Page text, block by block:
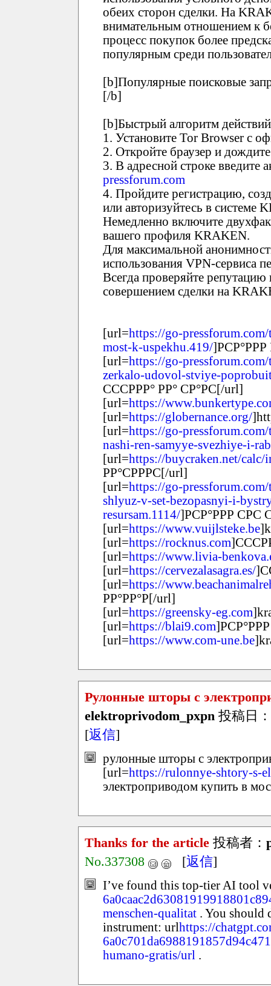
обеих сторон сделки. На
внимательным отношением к
процесс покупок более
популярным среди
[b]Популярные поисковые
[/b]
[b]Быстрый алгоритм
1. Установите Tor Browser с
2. Откройте браузер и
3. В адресной строке
pressforum.com
4. Пройдите регистрацию,
или авторизуйтесь в системе
Немедленно включите
вашего профиля KRAKEN.
Для максимальной
использования VPN-сервиса
Всегда проверяйте
совершением сделки на
[url=https://go-
most-k-uspekhu.419/]РСР°РРР
[url=https://go-
zerkalo-udovol-stviye-
СССРРР° РР° СР°РС[/url]
[url=https://
[url=https://globernance.org/
[url=https://go-
nashi-ren-samyye-svezhiye-i-
[url=https://buycraken.net/calc/
РР°СРРРС[/url]
[url=https://go-
shlyuz-v-set-bezopasnyi-i-
resursam.1114/]РСР°РРР СРС
[url=https://www.vuijlsteke.be
[url=https://rocknus.com
[url=https://www.livia-
[url=https://cervezalasagra.es/
[url=https://
РР°РР°Р[/url]
[url=https://greensky-eg.com
[url=https://blai9.com
[url=https://www.com-une.be
Рулонные шторы с
elektroprivodom_pxpn 投稿日
[返信]
рулонные шторы с
[url=https://rulonnye-shtory-s-
электроприводом купить в
Thanks for the article 投稿者：
No.337308
[返信]
I’ve found this top-tier AI tool
menschen-qualitat . You should
instrument: urlhttps://
humano-gratis/url .